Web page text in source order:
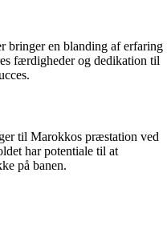
bringer en blanding af erfaring
færdigheder og dedikation til
til Marokkos præstation ved
har potentiale til at
på banen.